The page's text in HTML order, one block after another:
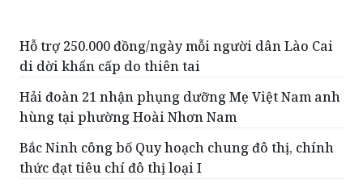
Hỗ trợ 250.000 đồng/ngày mỗi người dân Lào Cai
di dời khẩn cấp do thiên tai
Hải đoàn 21 nhận phụng dưỡng Mẹ Việt Nam anh
hùng tại phường Hoài Nhơn Nam
Bắc Ninh công bố Quy hoạch chung đô thị, chính
thức đạt tiêu chí đô thị loại I